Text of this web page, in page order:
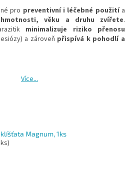
pro preventivní i léčebné použitía
hmotnosti, věku a druhu zvířete.
minimalizuje riziko přenosu
a zároveň přispívá k pohodlí a
Více...
Magnum, 1ks